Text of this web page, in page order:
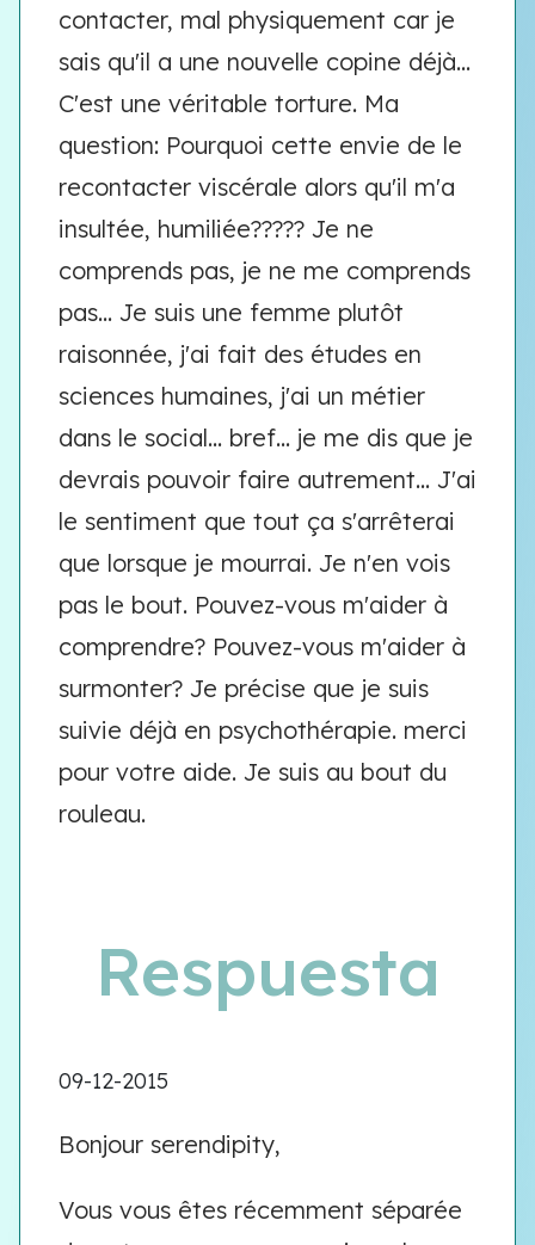
contacter, mal physiquement car je
sais qu'il a une nouvelle copine déjà...
C'est une véritable torture. Ma
question: Pourquoi cette envie de le
recontacter viscérale alors qu'il m'a
insultée, humiliée????? Je ne
comprends pas, je ne me comprends
pas... Je suis une femme plutôt
raisonnée, j'ai fait des études en
sciences humaines, j'ai un métier
dans le social... bref... je me dis que je
devrais pouvoir faire autrement... J'ai
le sentiment que tout ça s'arrêterai
que lorsque je mourrai. Je n'en vois
pas le bout. Pouvez-vous m'aider à
comprendre? Pouvez-vous m'aider à
surmonter? Je précise que je suis
suivie déjà en psychothérapie. merci
pour votre aide. Je suis au bout du
rouleau.
Respuesta
09-12-2015
Bonjour serendipity,
Vous vous êtes récemment séparée